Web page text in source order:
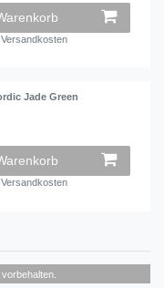
Versandkosten
Jade Green
Versandkosten